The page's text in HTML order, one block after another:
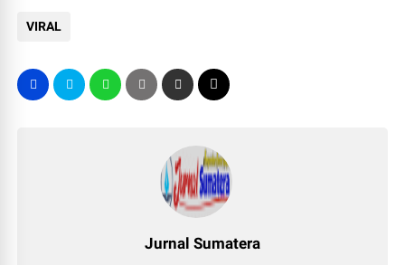
VIRAL
Jurnal Sumatera